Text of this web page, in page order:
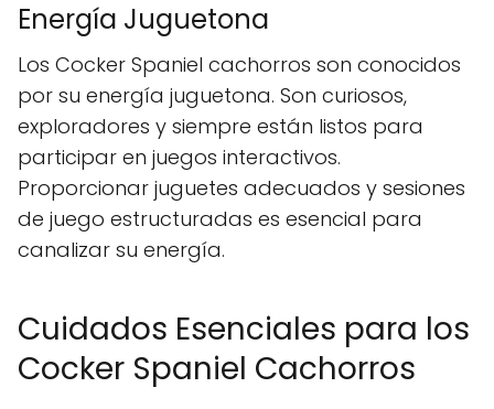
Energía Juguetona
Los Cocker Spaniel cachorros son conocidos
por su energía juguetona. Son curiosos,
exploradores y siempre están listos para
participar en juegos interactivos.
Proporcionar juguetes adecuados y sesiones
de juego estructuradas es esencial para
canalizar su energía.
Cuidados Esenciales para los
Cocker Spaniel Cachorros